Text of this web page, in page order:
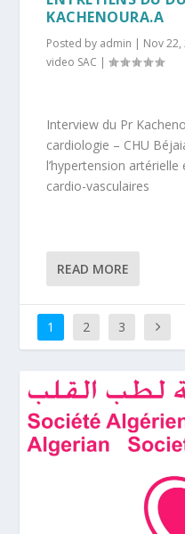
KACHENOURA.A
Posted by admin | Nov 22,
video SAC |
Interview du Pr
cardiologie – CHU
l’hypertension
cardio-vasculaires
READ MORE
1 2 3